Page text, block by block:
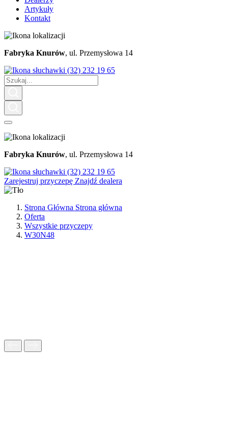
Artykuły
Kontakt
Fabryka Knurów, ul. Przemysłowa 14
(32) 232 19 65
Fabryka Knurów, ul. Przemysłowa 14
(32) 232 19 65
Zarejestruj przyczepę Znajdź dealera
Strona Główna Strona główna
Oferta
Wszystkie przyczepy
W30N48